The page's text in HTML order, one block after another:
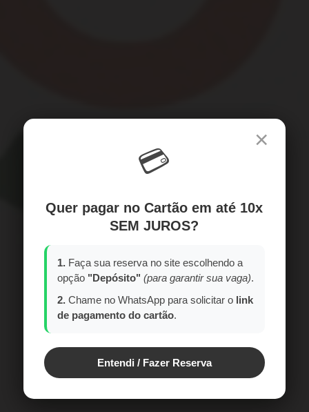
×
💳
Quer pagar no Cartão em até 10x
SEM JUROS?
1.Faça sua reserva no site escolhendo a
opção "Depósito" (para garantir sua vaga).
2.Chame no WhatsApp para solicitar o link
de pagamento do cartão.
Entendi / Fazer Reserva